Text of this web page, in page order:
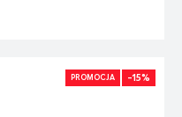
PROMOCJA -15%